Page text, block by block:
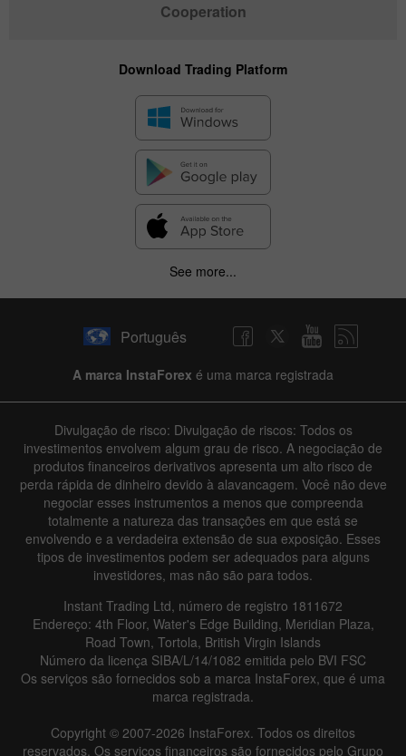
Cooperation
Download Trading Platform
See more...
Português
A marca InstaForex é uma marca registrada
Divulgação de risco: Divulgação de riscos: Todos os
investimentos envolvem algum grau de risco. A negociação de
produtos financeiros derivativos apresenta um alto risco de
perda rápida de dinheiro devido à alavancagem. Você não deve
negociar esses instrumentos a menos que compreenda
totalmente a natureza das transações em que está se
envolvendo e a verdadeira extensão de sua exposição. Esses
tipos de investimentos podem ser adequados para alguns
investidores, mas não são para todos.
Instant Trading Ltd, número de registro 1811672
Endereço: 4th Floor, Water's Edge Building, Meridian Plaza,
Road Town, Tortola, British Virgin Islands
Número da licença SIBA/L/14/1082 emitida pelo BVI FSC
Os serviços são fornecidos sob a marca InstaForex, que é uma
marca registrada.
Copyright © 2007-2026 InstaForex. Todos os direitos
reservados. Os serviços financeiros são fornecidos pelo Grupo